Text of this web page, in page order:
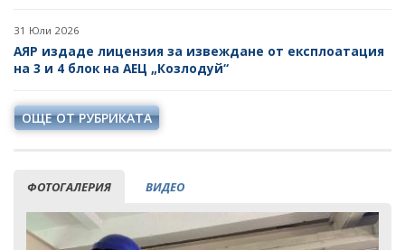
31 Юли 2026
АЯР издаде лицензия за извеждане от експлоатация
на 3 и 4 блок на АЕЦ „Козлодуй“
ОЩЕ ОТ РУБРИКАТА
ФОТОГАЛЕРИЯ ВИДЕО